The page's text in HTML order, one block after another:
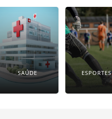
SAÚDE ESPORTES